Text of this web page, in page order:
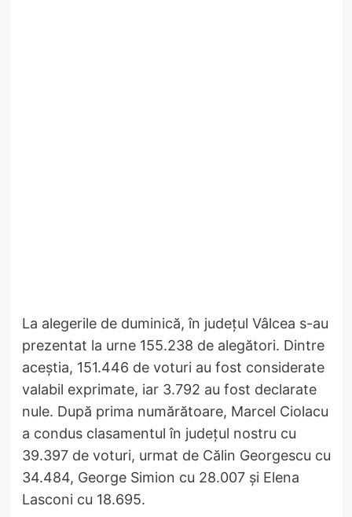
La alegerile de duminică, în județul Vâlcea s-au
prezentat la urne 155.238 de alegători. Dintre
aceștia, 151.446 de voturi au fost considerate
valabil exprimate, iar 3.792 au fost declarate
nule. După prima numărătoare, Marcel Ciolacu
a condus clasamentul în județul nostru cu
39.397 de voturi, urmat de Călin Georgescu cu
34.484, George Simion cu 28.007 și Elena
Lasconi cu 18.695.